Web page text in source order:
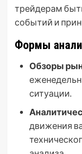
трейдерам
событий и
Формы
Обзоры
ситуации.
движения